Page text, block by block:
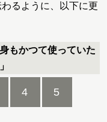
るように、以下に更
もかつて使っていた
4 5